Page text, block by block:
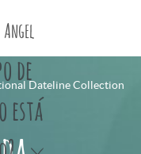
de
está
Dateline Collection